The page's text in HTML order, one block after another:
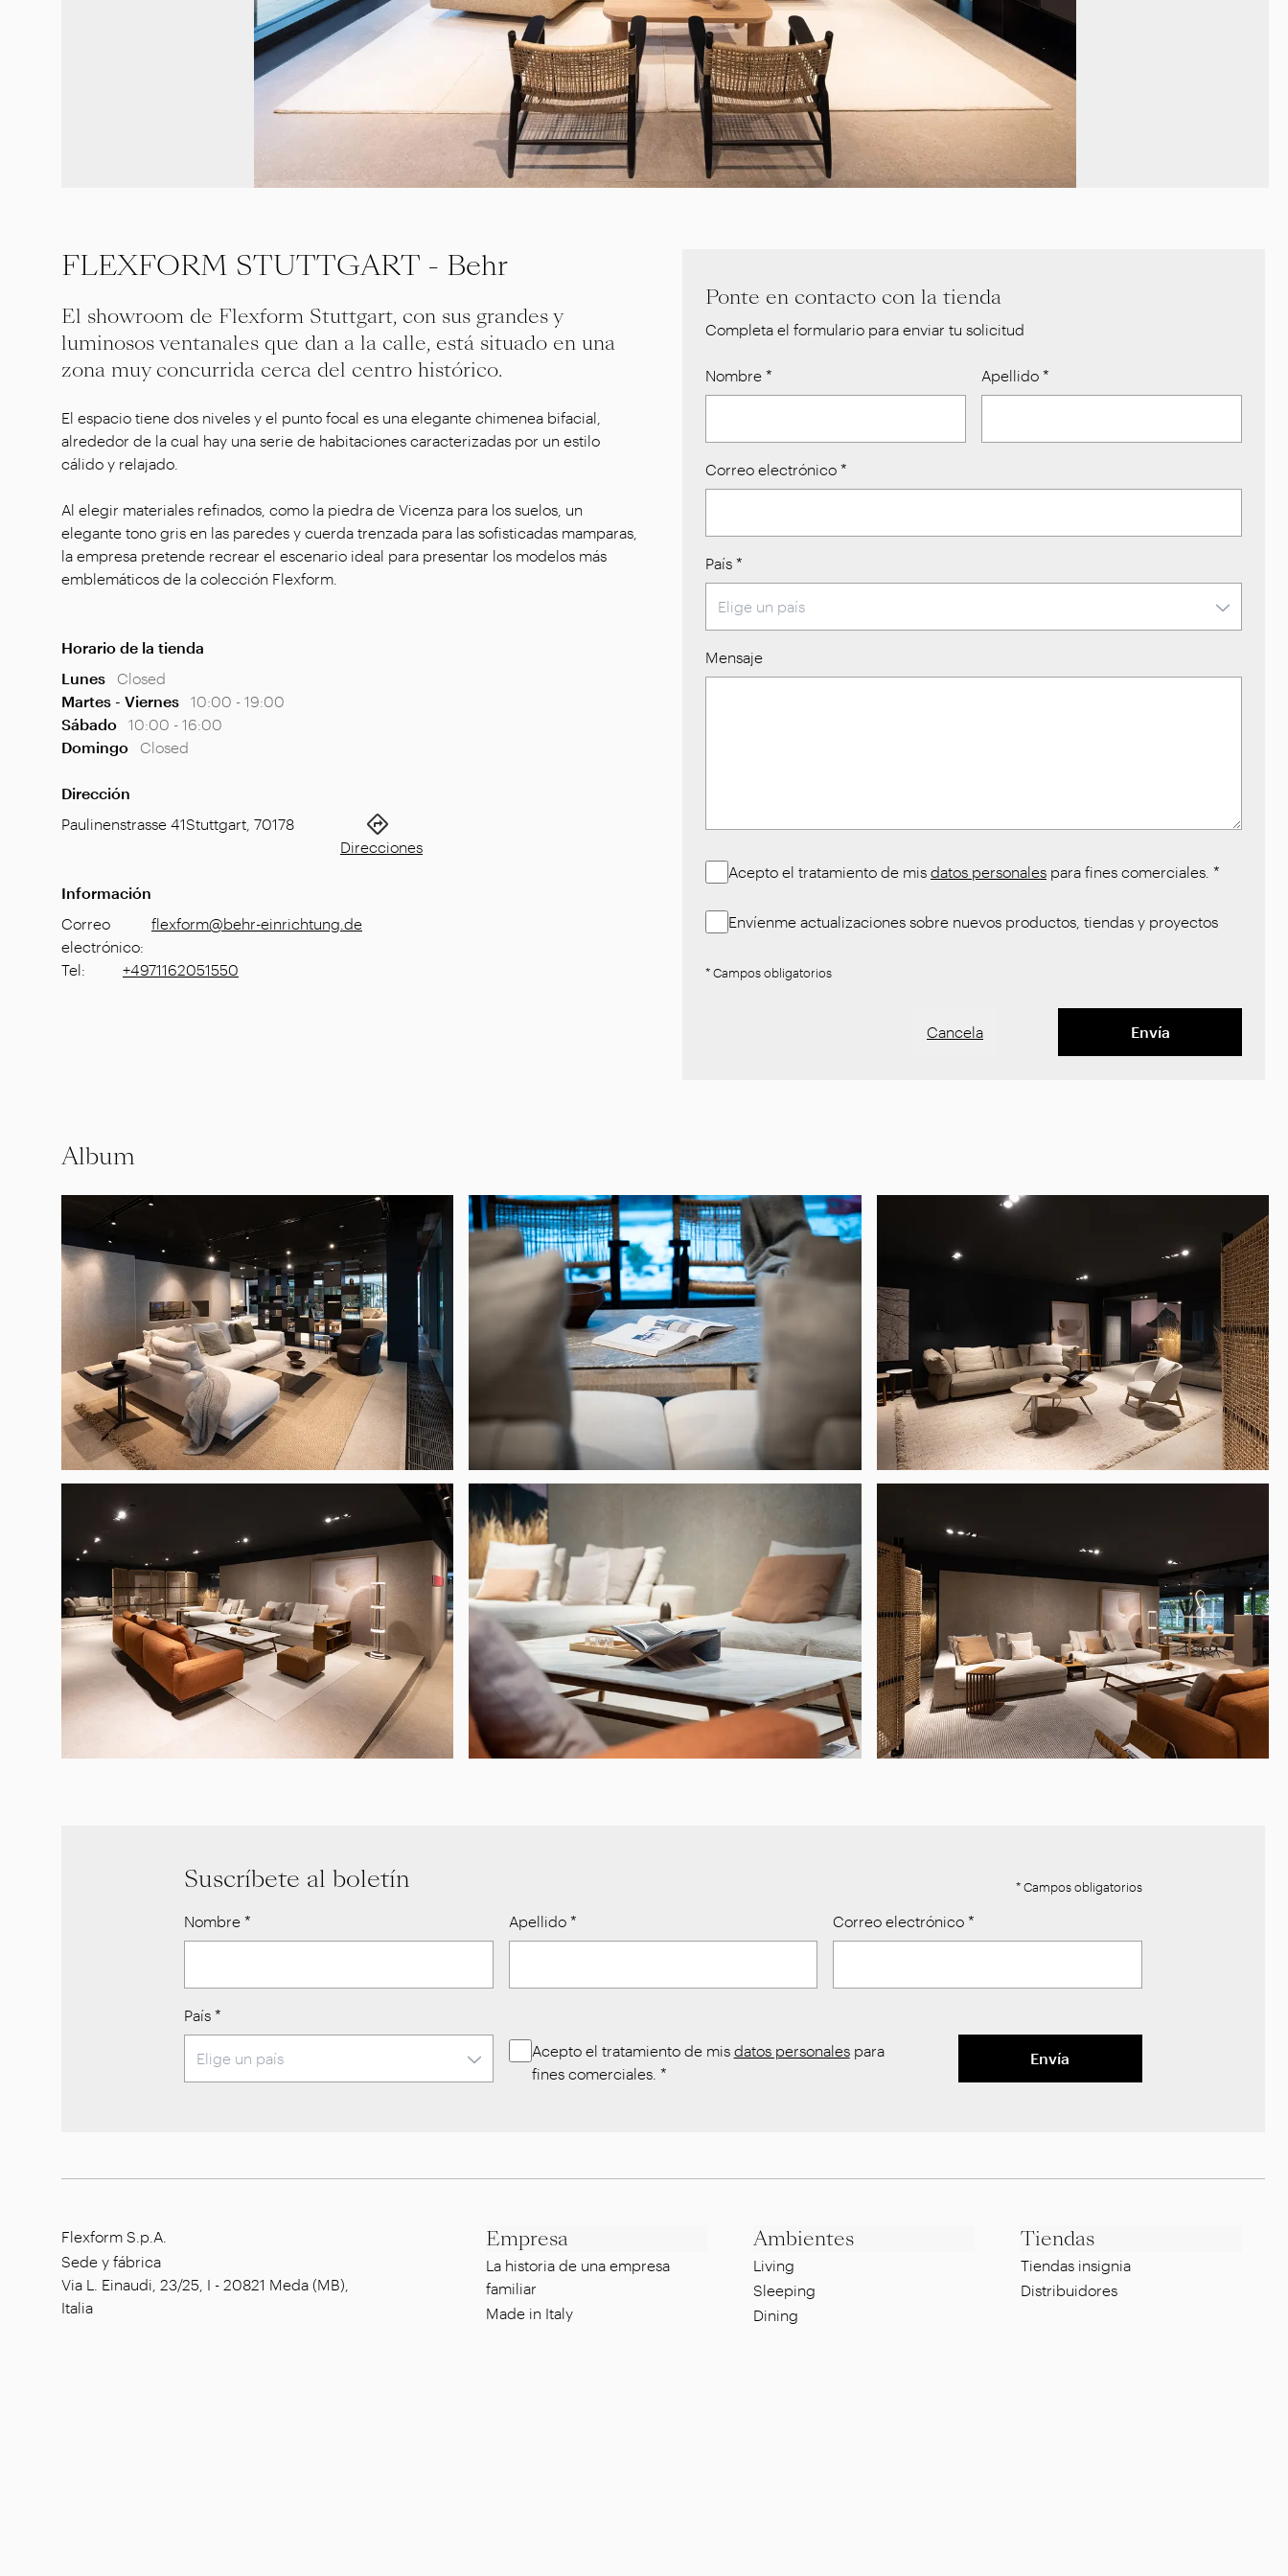
FLEXFORM STUTTGART - Behr
El showroom de Flexform Stuttgart, con sus grandes y
luminosos ventanales que dan a la calle, está situado en una
zona muy concurrida cerca del centro histórico.
El espacio tiene dos niveles y el punto focal es una elegante chimenea bifacial,
alrededor de la cual hay una serie de habitaciones caracterizadas por un estilo
cálido y relajado.
Al elegir materiales refinados, como la piedra de Vicenza para los suelos, un
elegante tono gris en las paredes y cuerda trenzada para las sofisticadas mamparas,
la empresa pretende recrear el escenario ideal para presentar los modelos más
emblemáticos de la colección Flexform.
Horario de la tienda
Lunes
Closed
Martes - Viernes
10:00 - 19:00
Sábado
10:00 - 16:00
Domingo
Closed
Dirección
Paulinenstrasse 41Stuttgart 70178
Direcciones
Información
Correo
electrónico:
flexform@behr-einrichtung.de
Tel: +4971162051550
Ponte en contacto con la tienda
Completa el formulario para enviar tu solicitud
Nombre * Apellido *
Correo electrónico *
País *
Mensaje
Acepto el tratamiento de mis datos personales para fines comerciales. *
Envíenme actualizaciones sobre nuevos productos, tiendas y proyectos
* Campos obligatorios
Cancela Envía
Album
Suscríbete al boletín * Campos obligatorios
Nombre * Apellido* Correo electrónico *
País *
Acepto el tratamiento de mis datos personalespara
fines comerciales. *
Envía
Flexform S.p.A.
Sede y fábrica
Via L. Einaudi, 23/25, I - 20821 Meda (MB),
Italia
Empresa
La historia de una empresa
familiar
Made in Italy
Ambientes
Living
Sleeping
Dining
Tiendas
Tiendas insignia
Distribuidores